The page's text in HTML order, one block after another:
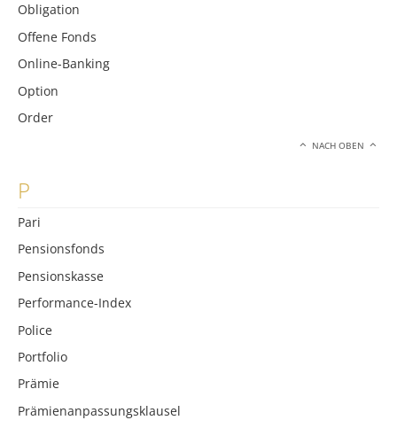
Obligation
Offene Fonds
Online-Banking
Option
Order
NACH OBEN
P
Pari
Pensionsfonds
Pensionskasse
Performance-Index
Police
Portfolio
Prämie
Prämienanpassungsklausel